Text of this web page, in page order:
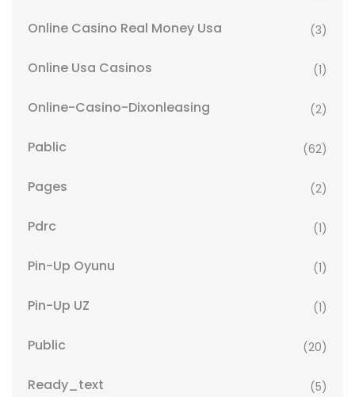
Online Casino Real Money Usa (3)
Online Usa Casinos (1)
Online-Casino-Dixonleasing (2)
Pablic (62)
Pages (2)
Pdrc (1)
Pin-Up Oyunu (1)
Pin-Up UZ (1)
Public (20)
Ready_text (5)